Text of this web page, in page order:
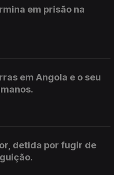
em prisão na
em Angola e o seu
detida por fugir de